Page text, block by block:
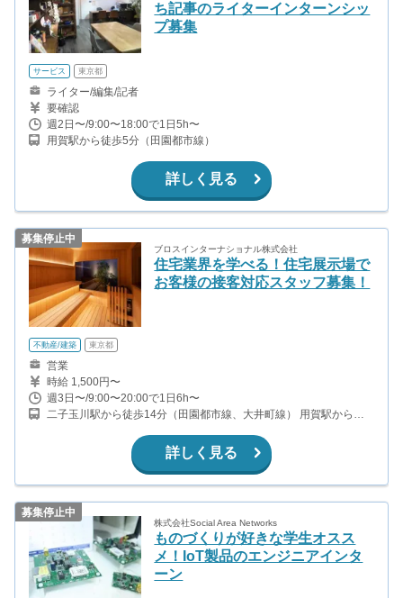
ち記事のライターインターンシッ
プ募集
サービス 東京都
ライター/編集/記者
要確認
週2日〜/9:00〜18:00で1日5h〜
用賀駅から徒歩5分（田園都市線）
詳しく見る
募集停止中
ブロスインターナショナル株式会社
住宅業界を学べる！住宅展示場で
お客様の接客対応スタッフ募集！
不動産/建築 東京都
営業
時給 1,500円〜
週3日〜/9:00〜20:00で1日6h〜
二子玉川駅から徒歩14分（田園都市線、大井町線） 用賀駅から徒
詳しく見る
募集停止中
株式会社Social Area Networks
ものづくりが好きな学生オスス
メ！IoT製品のエンジニアインタ
ーン